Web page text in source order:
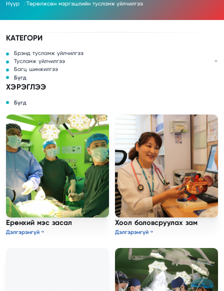
Нүүр Төрөлжсөн мэргэшлийн тусламж үйлчилгээ
КАТЕГОРИ
Брэнд тусламж үйлчилгээ
Тусламж үйлчилгээ
Багц шинжилгээ
Бүгд
ХЭРЭГЛЭЭ
Бүгд
Ерөнхий мэс засал
Дэлгэрэнгүй
Хоол боловсруулах зам
Дэлгэрэнгүй